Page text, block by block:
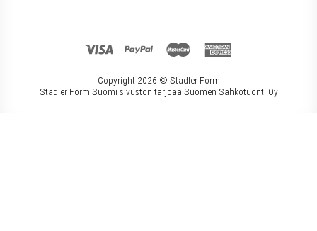
Copyright 2026 © Stadler Form
Stadler Form Suomi sivuston tarjoaa Suomen Sähkötuonti Oy